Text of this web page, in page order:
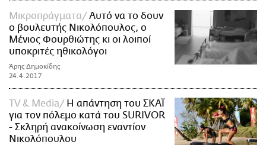
Mικροπράγματα
Αυτό να το δουν
ο βουλευτής Νικολόπουλος, ο
Μένιος Φουρθιώτης κι οι λοιποί
υποκριτές ηθικολόγοι
Άρης Δημοκίδης
24.4.2017
TV & Media
Η απάντηση του ΣΚΑΪ
για τον πόλεμο κατά του SURIVOR
- Σκληρή ανακοίνωση εναντίον
Νικολόπουλου